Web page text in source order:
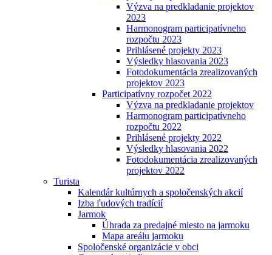
Výzva na predkladanie projektov
2023
Harmonogram participatívneho
rozpočtu 2023
Prihlásené projekty 2023
Výsledky hlasovania 2023
Fotodokumentácia zrealizovaných
projektov 2023
Participatívny rozpočet 2022
Výzva na predkladanie projektov
Harmonogram participatívneho
rozpočtu 2022
Prihlásené projekty 2022
Výsledky hlasovania 2022
Fotodokumentácia zrealizovaných
projektov 2022
Turista
Kalendár kultúrnych a spoločenských akcií
Izba ľudových tradícií
Jarmok
Úhrada za predajné miesto na jarmoku
Mapa areálu jarmoku
Spoločenské organizácie v obci